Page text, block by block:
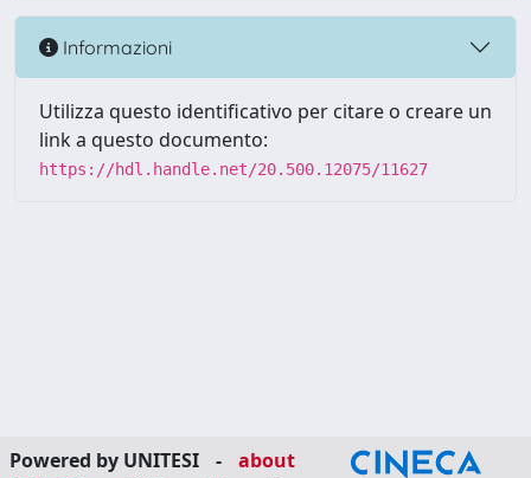
Informazioni
Utilizza questo identificativo per citare o creare un
link a questo documento:
https://hdl.handle.net/20.500.12075/11627
Powered by UNITESI -
about